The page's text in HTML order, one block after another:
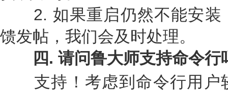
2. 如果重启仍然不能安装
馈发帖，我们会及时处理。
四. 请问鲁大师支持命令行
支持！考虑到命令行用户